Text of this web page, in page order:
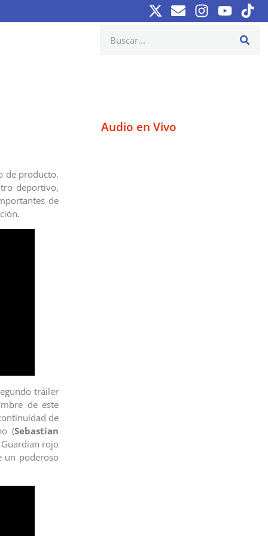
de producto.
deportivo,
de
tráiler
de este
de
(Sebastian
rojo
un poderoso
Audio en Vivo